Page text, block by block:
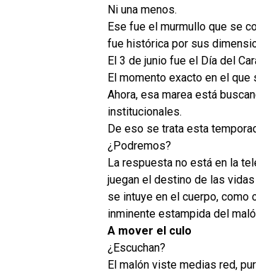
Ni una menos.
Ese fue el murmullo que se
fue histórica por sus
El 3 de junio fue el Día del
El momento exacto en el que
Ahora, esa marea está
institucionales.
De eso se trata esta
¿Podremos?
La respuesta no está en la
juegan el destino de las
se intuye en el cuerpo, como
inminente estampida del
A mover el culo
¿Escuchan?
El malón viste medias red,